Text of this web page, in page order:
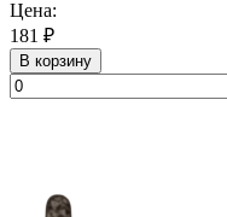
Цена:
181 ₽
В корзину